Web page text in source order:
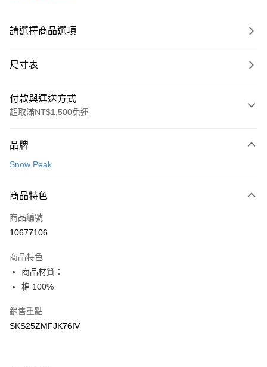
請選擇商品選項
尺寸表
付款與運送方式
超取滿NT$1,500免運
信用卡一次付款
Apple Pay
悠遊付
7-11取貨(快速到店)
每筆NT$100，滿NT$1,500(含以上)免運費
宅配-本島
每筆NT$100，滿NT$1,500(含以上)免運費
品牌
Snow Peak
商品特色
商品編號
10677106
商品特色
商品材質：
棉 100%
銷售重點
SKS25ZMFJK76IV